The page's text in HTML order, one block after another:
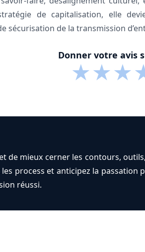
de capitalisation, elle
sécurisation de la transmission
Donner votre avis
★★★
de mieux cerner les contours,
process et anticipez la
réussi.